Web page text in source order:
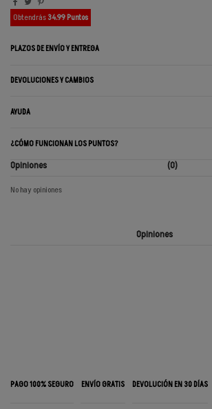
Obtendrás34.99 Puntos
PLAZOS DE ENVÍO Y ENTREGA
DEVOLUCIONES Y CAMBIOS
AYUDA
¿CÓMO FUNCIONAN LOS PUNTOS?
Opiniones (0)
No hay opiniones
Opiniones
PAGO 100% SEGURO ENVÍO GRATIS DEVOLUCIÓN EN 30 DÍAS